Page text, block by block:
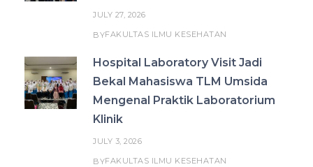
JULY 27, 2026
BYFAKULTAS ILMU KESEHATAN
Hospital Laboratory Visit Jadi
Bekal Mahasiswa TLM Umsida
Mengenal Praktik Laboratorium
Klinik
JULY 3, 2026
BYFAKULTAS ILMU KESEHATAN